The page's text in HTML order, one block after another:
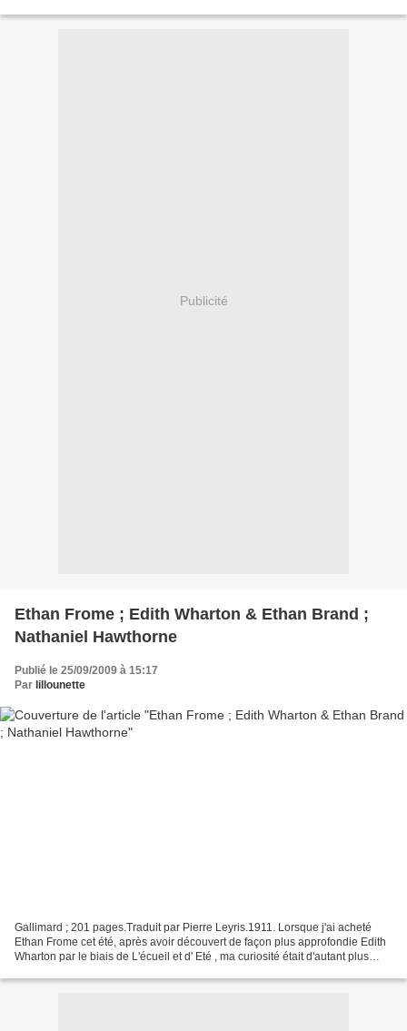
Publicité
Ethan Frome ; Edith Wharton & Ethan Brand ;
Nathaniel Hawthorne
Publié le 25/09/2009 à 15:17
Par lillounette
Gallimard ; 201 pages.Traduit par Pierre Leyris.1911. Lorsque j'ai acheté
Ethan Frome cet été, après avoir découvert de façon plus approfondie Edith
Wharton par le biais de L'écueil et d' Eté , ma curiosité était d'autant plus